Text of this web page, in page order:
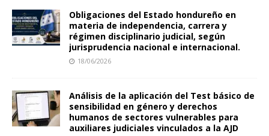
Obligaciones del Estado hondureño en
materia de independencia, carrera y
régimen disciplinario judicial, según
jurisprudencia nacional e internacional.
18/06/2026
Análisis de la aplicación del Test básico de
sensibilidad en género y derechos
humanos de sectores vulnerables para
auxiliares judiciales vinculados a la AJD